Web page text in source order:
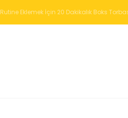
Yüksek Yoğunluklu Egzersiz